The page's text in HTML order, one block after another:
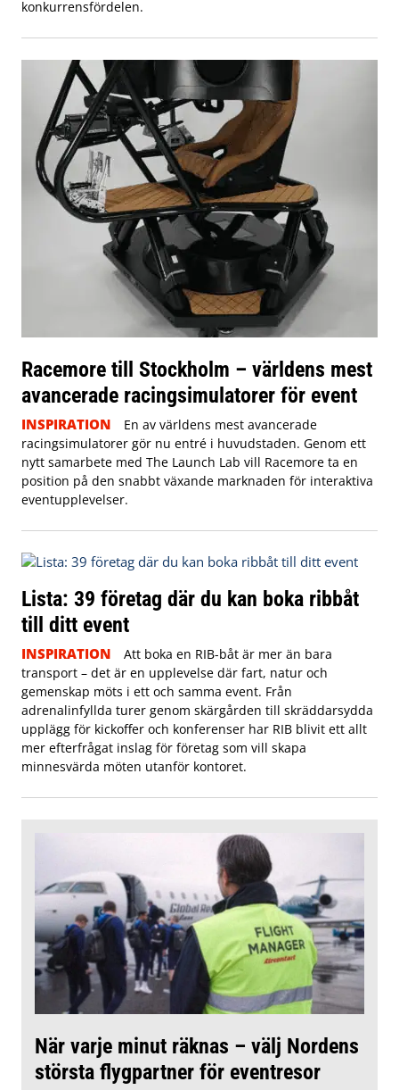
konkurrensfördelen.
Racemore till Stockholm – världens mest
avancerade racingsimulatorer för event
INSPIRATION
En av världens mest avancerade
racingsimulatorer gör nu entré i huvudstaden. Genom ett
nytt samarbete med The Launch Lab vill Racemore ta en
position på den snabbt växande marknaden för interaktiva
eventupplevelser.
Lista: 39 företag där du kan boka ribbåt
till ditt event
INSPIRATION
Att boka en RIB-båt är mer än bara
transport – det är en upplevelse där fart, natur och
gemenskap möts i ett och samma event. Från
adrenalinfyllda turer genom skärgården till skräddarsydda
upplägg för kickoffer och konferenser har RIB blivit ett allt
mer efterfrågat inslag för företag som vill skapa
minnesvärda möten utanför kontoret.
När varje minut räknas – välj Nordens
största flygpartner för eventresor